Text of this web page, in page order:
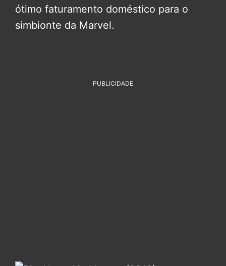
ótimo faturamento doméstico para o
simbionte da Marvel.
PUBLICIDADE